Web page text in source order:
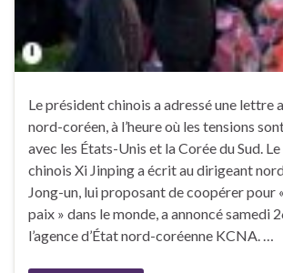
Le président chinois a adressé une lettre
nord-coréen, à l’heure où les tensions
avec les États-Unis et la Corée du Sud.
chinois Xi Jinping a écrit au dirigeant
Jong-un, lui proposant de coopérer pour
paix » dans le monde, a annoncé samedi
l’agence d’État nord-coréenne KCNA. …